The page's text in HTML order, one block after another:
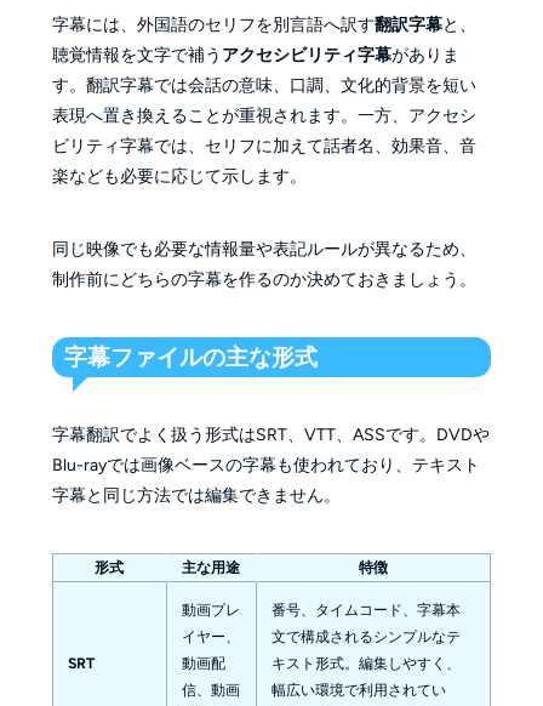
字幕には、外国語のセリフを別言語へ訳す翻訳字幕と、
聴覚情報を文字で補う アクセシビリティ字幕がありま
す。翻訳字幕では会話の意味、口調、文化的背景を短い
表現へ置き換えることが重視されます。一方、アクセシ
ビリティ字幕では、セリフに加えて話者名、効果音、音
楽なども必要に応じて示します。
同じ映像でも必要な情報量や表記ルールが異なるため、
制作前にどちらの字幕を作るのか決めておきましょう。
字幕ファイルの主な形式
字幕翻訳でよく扱う形式はSRT、VTT、ASSです。DVDや
Blu-rayでは画像ベースの字幕も使われており、テキスト
字幕と同じ方法では編集できません。
形式 主な用途 特徴
SRT
動画プレ
イヤー、
動画配
信、動画
番号、タイムコード、字幕本
文で構成されるシンプルなテ
キスト形式。編集しやすく、
幅広い環境で利用されてい